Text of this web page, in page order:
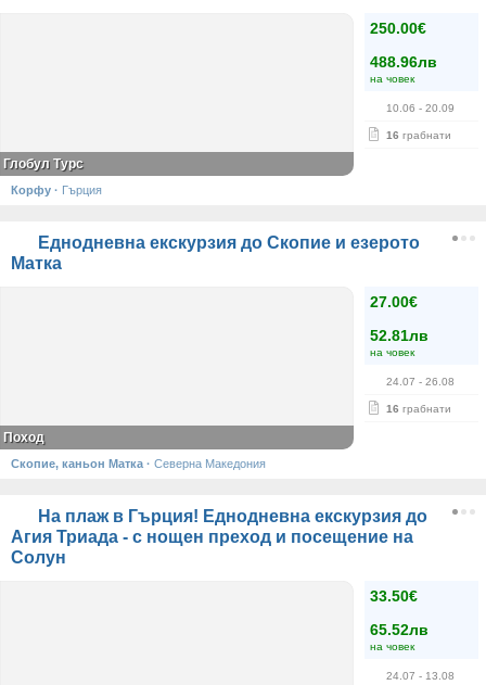
250.00€
488.96лв
на човек
10.06 - 20.09
16 грабнати
Глобул Турс
Корфу · Гърция
Еднодневна екскурзия до Скопие и езерото
Матка
27.00€
52.81лв
на човек
24.07 - 26.08
16 грабнати
Поход
Скопие, каньон Матка · Северна Македония
На плаж в Гърция! Еднодневна екскурзия до
Агия Триада - с нощен преход и посещение на
Солун
33.50€
65.52лв
на човек
24.07 - 13.08